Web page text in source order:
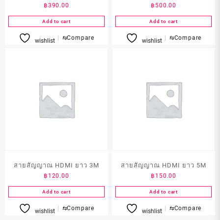
฿390.00
Add to cart
wishlist ⇆Compare
฿ 500.00
Add to cart
wishlist ⇆Compare
สายสัญญาณ HDMI ยาว 3M
฿ 120.00
Add to cart
wishlist ⇆Compare
สายสัญญาณ HDMI ยาว 5M
฿ 150.00
Add to cart
wishlist ⇆Compare